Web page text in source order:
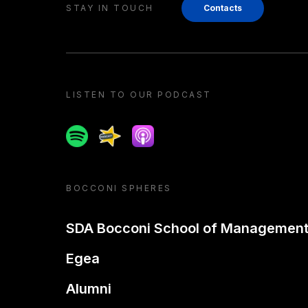
STAY IN TOUCH Contacts
LISTEN TO OUR PODCAST
SpotifySpreakerApple podcast
BOCCONI SPHERES
SDA Bocconi School of Management
Egea
Alumni